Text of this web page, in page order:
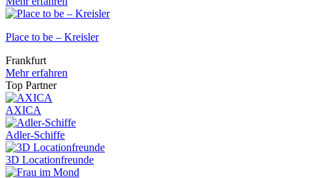
Place to be – Kreisler
Frankfurt
Mehr erfahren
Top Partner
AXICA
Adler-Schiffe
3D Locationfreunde